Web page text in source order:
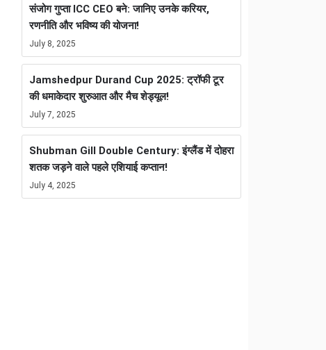
संजोग गुप्ता ICC CEO बने: जानिए उनके करियर,
रणनीति और भविष्य की योजना!
July 8, 2025
Jamshedpur Durand Cup 2025: ट्रॉफी टूर
की धमाकेदार शुरुआत और मैच शेड्यूल!
July 7, 2025
Shubman Gill Double Century: इंग्लैंड में दोहरा
शतक जड़ने वाले पहले एशियाई कप्तान!
July 4, 2025